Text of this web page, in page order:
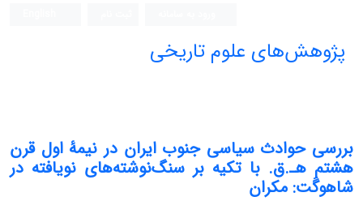
پژوهش‌های علوم تاریخی
بررسی حوادث سیاسی جنوب ایران در نیمۀ اول قرن
هشتم هـ.ق. با تکیه بر سنگ‌نوشته‌های نویافته در
شاهوگَت: مکران